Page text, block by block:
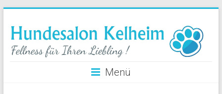
Menü